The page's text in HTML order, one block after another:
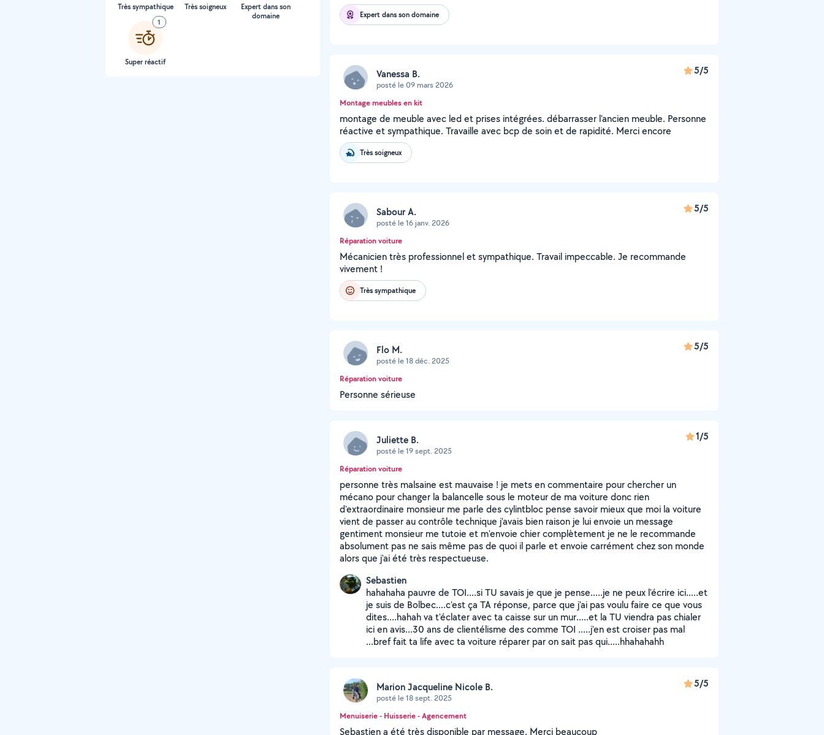
Très sympathique Très soigneux
Expert dans son
domaine
1
Super réactif
Expert dans son domaine
Vanessa B.
posté le 09 mars 2026
5/5
Montage meubles en kit
montage de meuble avec led et prises intégrées. débarrasser l'ancien meuble. Personne
réactive et sympathique. Travaille avec bcp de soin et de rapidité. Merci encore
Très soigneux
Sabour A.
posté le 16 janv. 2026
5/5
Réparation voiture
Mécanicien très professionnel et sympathique. Travail impeccable. Je recommande
vivement !
Très sympathique
Flo M.
posté le 18 déc. 2025
5/5
Réparation voiture
Personne sérieuse
Juliette B.
posté le 19 sept. 2025
1/5
Réparation voiture
personne très malsaine est mauvaise ! je mets en commentaire pour chercher un
mécano pour changer la balancelle sous le moteur de ma voiture donc rien
d'extraordinaire monsieur me parle des cylintbloc pense savoir mieux que moi la voiture
vient de passer au contrôle technique j'avais bien raison je lui envoie un message
gentiment monsieur me tutoie et m'envoie chier complètement je ne le recommande
absolument pas ne sais même pas de quoi il parle et envoie carrément chez son monde
alors que j'ai été très respectueuse.
Sebastien
hahahaha pauvre de TOI....si TU savais je que je pense.....je ne peux l'écrire ici.....et
je suis de Bolbec....c'est ça TA réponse, parce que j'ai pas voulu faire ce que vous
dites....hahah va t'éclater avec ta caisse sur un mur.....et la TU viendra pas chialer
ici en avis...30 ans de clientélisme des comme TOI .....j'en est croiser pas mal
...bref fait ta life avec ta voiture réparer par on sait pas qui.....hhahahahh
Marion Jacqueline Nicole B.
posté le 18 sept. 2025
5/5
Menuiserie - Huisserie - Agencement
Sebastien a été très disponible par message. Merci beaucoup